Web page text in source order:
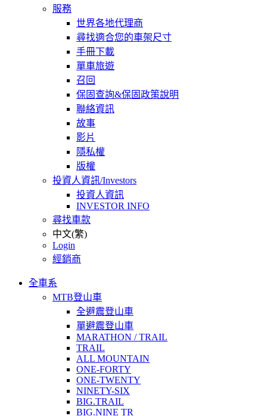
服務
世界各地代理商
尋找適合您的車架尺寸
手冊下載
單車旅遊
召回
保固查詢&保固政策說明
聯絡資訊
故事
影片
隱私權
版權
投資人資訊/Investors
投資人資訊
INVESTOR INFO
尋找車款
中文(繁)
Login
經銷商
全車系
MTB登山車
全避震登山車
單避震登山車
MARATHON / TRAIL
TRAIL
ALL MOUNTAIN
ONE-FORTY
ONE-TWENTY
NINETY-SIX
BIG.TRAIL
BIG.NINE TR